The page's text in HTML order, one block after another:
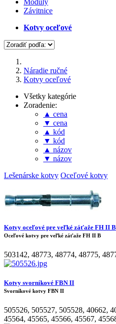
Závitnice
Kotvy oceľové
Náradie ručné
Kotvy oceľové
Všetky kategórie
Zoradenie:
▲ cena
▼ cena
▲ kód
▼ kód
▲ názov
▼ názov
Lešenárske kotvy Oceľové kotvy
Kotvy oceľové pre veľké záťaže FH II B
Oceľové kotvy pre veľké záťaže FH II B
503142, 48773, 48774, 48775,
Kotvy svorníkové FBN II
Svorníkové kotvy FBN II
505526, 505527, 505528, 40662,
45564, 45565, 45566, 45567,